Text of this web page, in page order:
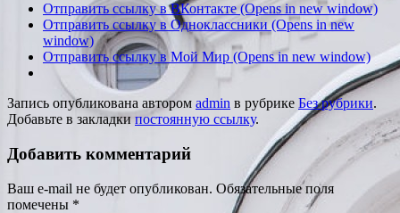
Отправить ссылку в ВКонтакте (Opens in new window)
Отправить ссылку в Одноклассники (Opens in new
window)
Отправить ссылку в Мой Мир (Opens in new window)
Запись опубликована автором admin в рубрике Без рубрики.
Добавьте в закладки постоянную ссылку.
Добавить комментарий
Ваш e-mail не будет опубликован. Обязательные поля
помечены *